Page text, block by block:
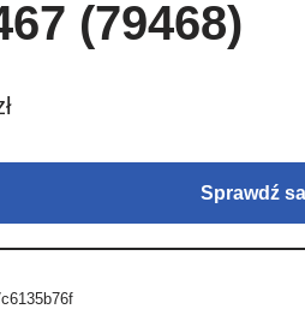
(79468)
Sprawdź